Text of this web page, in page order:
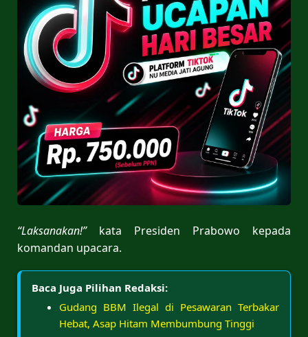
“Laksanakan!”kata Presiden Prabowo kepada
komandan upacara.
Baca Juga Pilihan Redaksi:
Gudang BBM Ilegal di Pesawaran Terbakar
Hebat, Asap Hitam Membumbung Tinggi